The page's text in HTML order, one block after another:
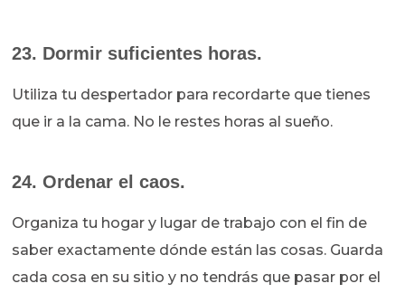
23. Dormir suficientes horas.
Utiliza tu despertador para recordarte que tienes
que ir a la cama. No le restes horas al sueño.
24. Ordenar el caos.
Organiza tu hogar y lugar de trabajo con el fin de
saber exactamente dónde están las cosas. Guarda
cada cosa en su sitio y no tendrás que pasar por el